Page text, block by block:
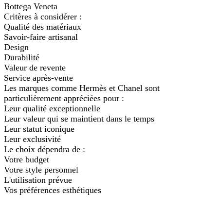
Bottega Veneta
Critères à considérer :
Qualité des matériaux
Savoir-faire artisanal
Design
Durabilité
Valeur de revente
Service après-vente
Les marques comme Hermès et Chanel sont
particulièrement appréciées pour :
Leur qualité exceptionnelle
Leur valeur qui se maintient dans le temps
Leur statut iconique
Leur exclusivité
Le choix dépendra de :
Votre budget
Votre style personnel
L'utilisation prévue
Vos préférences esthétiques